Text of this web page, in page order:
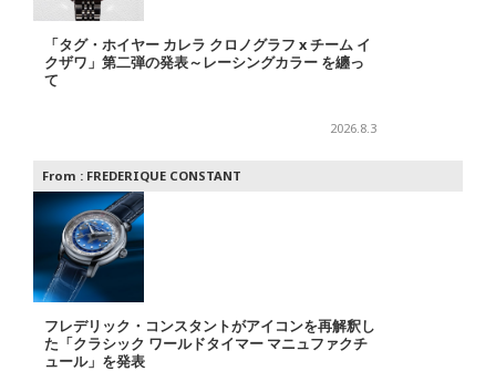
「タグ・ホイヤー カレラ クロノグラフ x チーム イ
クザワ」第二弾の発表～レーシングカラー を纏っ
て
2026.8.3
From : FREDERIQUE CONSTANT
フレデリック・コンスタントがアイコンを再解釈し
た「クラシック ワールドタイマー マニュファクチ
ュール」を発表